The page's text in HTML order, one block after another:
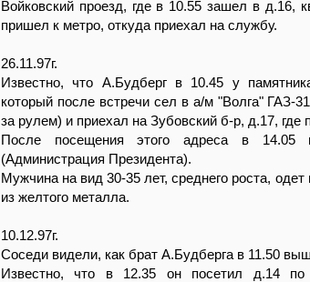
Войковский проезд, где в 10.55 зашел в
пришел к метро, откуда приехал на службу.
26.11.97г.
Известно, что А.Будберг в 10.45 у
который после встречи сел в а/м "Волга" ГАЗ-
за рулем) и приехал на Зубовский б-р, д.17,
После посещения этого адреса в 14.05
(Администрация Президента).
Мужчина на вид 30-35 лет, среднего роста,
из желтого металла.
10.12.97г.
Соседи видели, как брат А.Будберга в 11.50
Известно, что в 12.35 он посетил д.14